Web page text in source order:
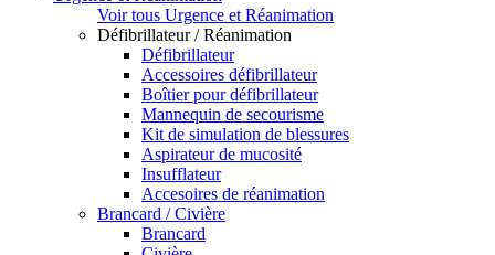
Voir tous Urgence et Réanimation
Défibrillateur / Réanimation
Défibrillateur
Accessoires défibrillateur
Boîtier pour défibrillateur
Mannequin de secourisme
Kit de simulation de blessures
Aspirateur de mucosité
Insufflateur
Accesoires de réanimation
Brancard / Civière
Brancard